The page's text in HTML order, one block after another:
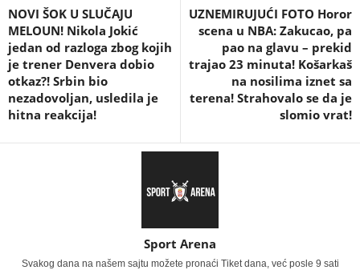
NOVI ŠOK U SLUČAJU
MELOUN! Nikola Jokić
jedan od razloga zbog kojih
je trener Denvera dobio
otkaz?! Srbin bio
nezadovoljan, usledila je
hitna reakcija!
UZNEMIRUJUĆI FOTO Horor
scena u NBA: Zakucao, pa
pao na glavu – prekid
trajao 23 minuta! Košarkaš
na nosilima iznet sa
terena! Strahovalo se da je
slomio vrat!
Sport Arena
Svakog dana na našem sajtu možete pronaći Tiket dana, već posle 9 sati